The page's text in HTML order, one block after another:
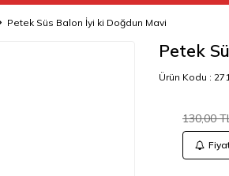
Petek Süs Balon İyi ki Doğdun Mavi
Petek
Ürün Kodu :
130,00